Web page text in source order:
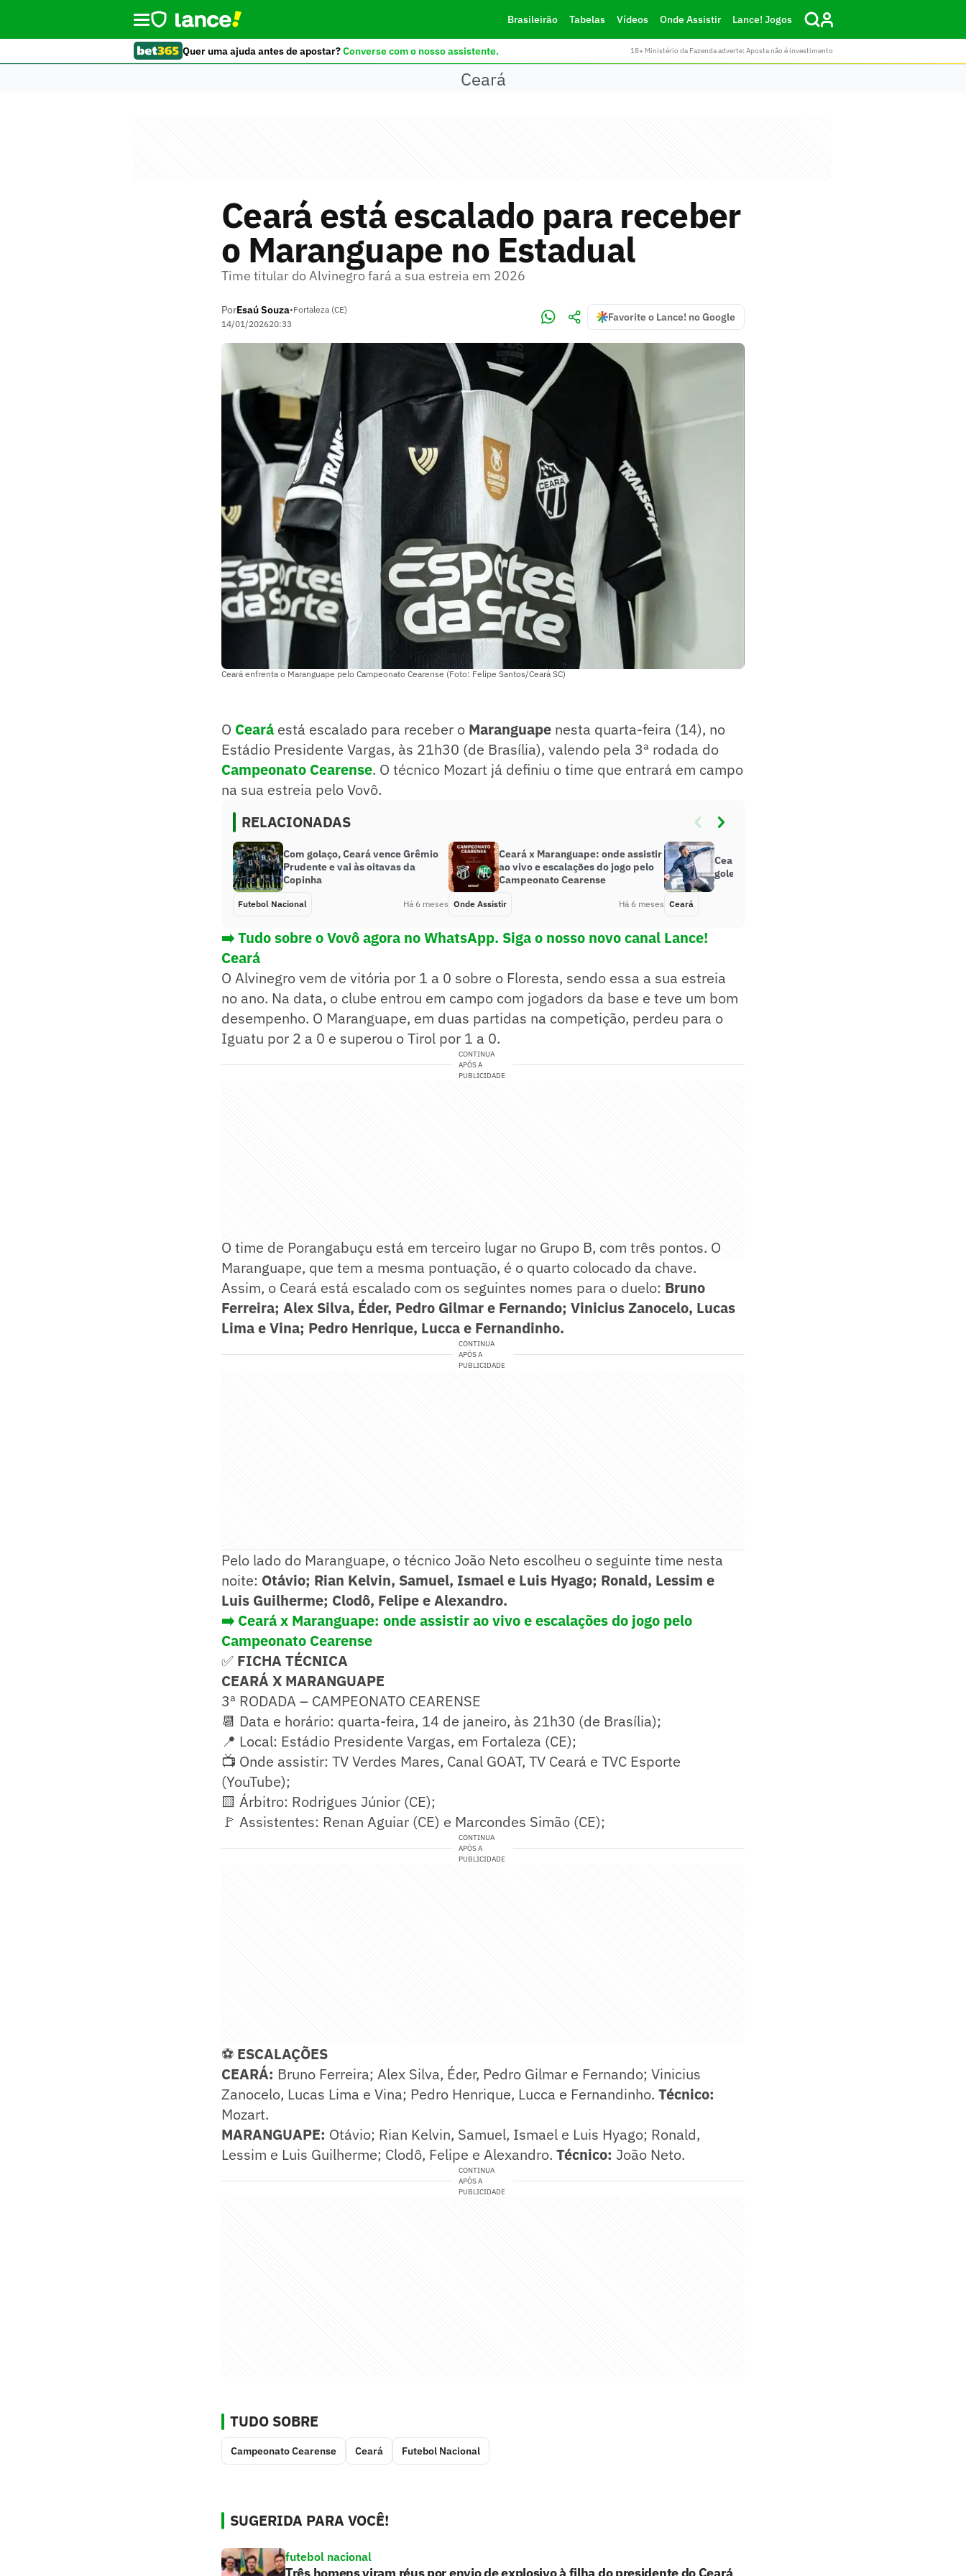
Brasileirão Tabelas Vídeos Onde Assistir Lance! Jogos
Quer uma ajuda antes de apostar?Converse com o nosso assistente. 18+ Ministério da Fazenda adverte: Aposta não é investimento
Ceará
Ceará está escalado para receber
o Maranguape no Estadual
Time titular do Alvinegro fará a sua estreia em 2026
PorEsaú Souza•Fortaleza (CE)
14/01/202620:33
Favorite o Lance! no Google
Ceará enfrenta o Maranguape pelo Campeonato Cearense (Foto: Felipe Santos/Ceará SC)
O Ceará está escalado para receber o Maranguape nesta quarta-feira (14), no
Estádio Presidente Vargas, às 21h30 (de Brasília), valendo pela 3ª rodada do
Campeonato Cearense. O técnico Mozart já definiu o time que entrará em campo
na sua estreia pelo Vovô.
RELACIONADAS
Com golaço, Ceará vence Grêmio
Prudente e vai às oitavas da
Copinha
Futebol Nacional Há 6 meses
Ceará x Maranguape: onde assistir
ao vivo e escalações do jogo pelo
Campeonato Cearense
Onde Assistir Há 6 meses
Ceará anuncia a contratação de
goleiro ex-Grêmio
Ceará
➡️ Tudo sobre o Vovô agora no WhatsApp. Siga o nosso novo canal Lance!
Ceará
O Alvinegro vem de vitória por 1 a 0 sobre o Floresta, sendo essa a sua estreia
no ano. Na data, o clube entrou em campo com jogadors da base e teve um bom
desempenho. O Maranguape, em duas partidas na competição, perdeu para o
Iguatu por 2 a 0 e superou o Tirol por 1 a 0.
CONTINUA
APÓS A
PUBLICIDADE
O time de Porangabuçu está em terceiro lugar no Grupo B, com três pontos. O
Maranguape, que tem a mesma pontuação, é o quarto colocado da chave.
Assim, o Ceará está escalado com os seguintes nomes para o duelo: Bruno
Ferreira; Alex Silva, Éder, Pedro Gilmar e Fernando; Vinicius Zanocelo, Lucas
Lima e Vina; Pedro Henrique, Lucca e Fernandinho.
CONTINUA
APÓS A
PUBLICIDADE
Pelo lado do Maranguape, o técnico João Neto escolheu o seguinte time nesta
noite: Otávio; Rian Kelvin, Samuel, Ismael e Luis Hyago; Ronald, Lessim e
Luis Guilherme; Clodô, Felipe e Alexandro.
➡️ Ceará x Maranguape: onde assistir ao vivo e escalações do jogo pelo
Campeonato Cearense
✅ FICHA TÉCNICA
CEARÁ X MARANGUAPE
3ª RODADA – CAMPEONATO CEARENSE
📆 Data e horário: quarta-feira, 14 de janeiro, às 21h30 (de Brasília);
📍 Local: Estádio Presidente Vargas, em Fortaleza (CE);
📺 Onde assistir: TV Verdes Mares, Canal GOAT, TV Ceará e TVC Esporte
(YouTube);
🟨 Árbitro: Rodrigues Júnior (CE);
🚩 Assistentes: Renan Aguiar (CE) e Marcondes Simão (CE);
CONTINUA
APÓS A
PUBLICIDADE
⚽ ESCALAÇÕES
CEARÁ: Bruno Ferreira; Alex Silva, Éder, Pedro Gilmar e Fernando; Vinicius
Zanocelo, Lucas Lima e Vina; Pedro Henrique, Lucca e Fernandinho. Técnico:
Mozart.
MARANGUAPE: Otávio; Rian Kelvin, Samuel, Ismael e Luis Hyago; Ronald,
Lessim e Luis Guilherme; Clodô, Felipe e Alexandro. Técnico: João Neto.
CONTINUA
APÓS A
PUBLICIDADE
TUDO SOBRE
Campeonato Cearense Ceará Futebol Nacional
SUGERIDA PARA VOCÊ!
futebol nacional